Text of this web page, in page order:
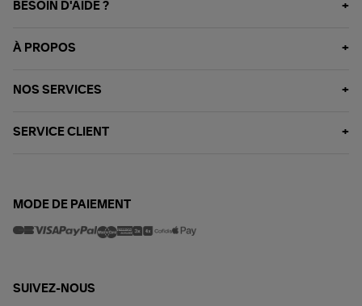
BESOIN D'AIDE ?
À PROPOS
NOS SERVICES
SERVICE CLIENT
MODE DE PAIEMENT
SUIVEZ-NOUS